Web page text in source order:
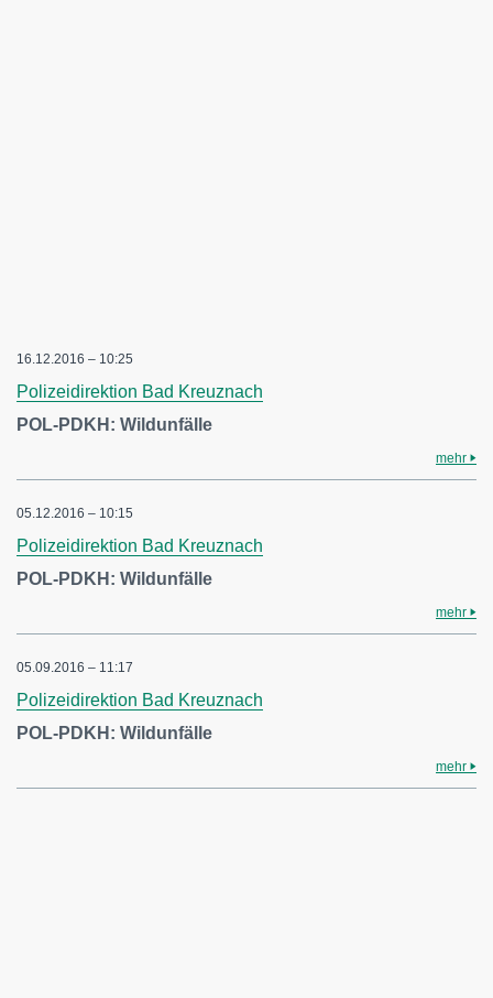
16.12.2016 – 10:25
Polizeidirektion Bad Kreuznach
POL-PDKH: Wildunfälle
mehr
05.12.2016 – 10:15
Polizeidirektion Bad Kreuznach
POL-PDKH: Wildunfälle
mehr
05.09.2016 – 11:17
Polizeidirektion Bad Kreuznach
POL-PDKH: Wildunfälle
mehr